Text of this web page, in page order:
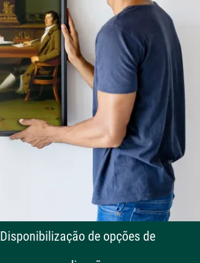
Disponibilização de opções de